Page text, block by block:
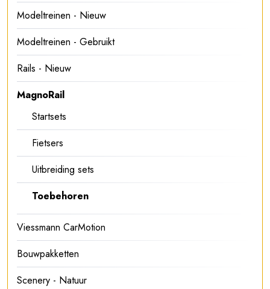
Modeltreinen - Nieuw
Modeltreinen - Gebruikt
Rails - Nieuw
MagnoRail
Startsets
Fietsers
Uitbreiding sets
Toebehoren
Viessmann CarMotion
Bouwpakketten
Scenery - Natuur